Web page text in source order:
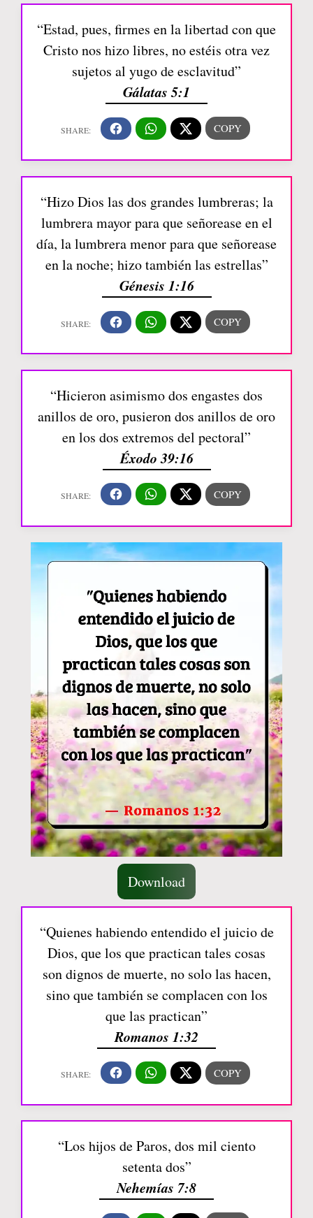
“Estad, pues, firmes en la libertad con que
Cristo nos hizo libres, no estéis otra vez
sujetos al yugo de esclavitud”
Gálatas 5:1
“Hizo Dios las dos grandes lumbreras; la
lumbrera mayor para que señorease en el
día, la lumbrera menor para que señorease
en la noche; hizo también las estrellas”
Génesis 1:16
“Hicieron asimismo dos engastes dos
anillos de oro, pusieron dos anillos de oro
en los dos extremos del pectoral”
Éxodo 39:16
Download
“Quienes habiendo entendido el juicio de
Dios, que los que practican tales cosas
son dignos de muerte, no solo las hacen,
sino que también se complacen con los
que las practican”
Romanos 1:32
“Los hijos de Paros, dos mil ciento
setenta dos”
Nehemías 7:8